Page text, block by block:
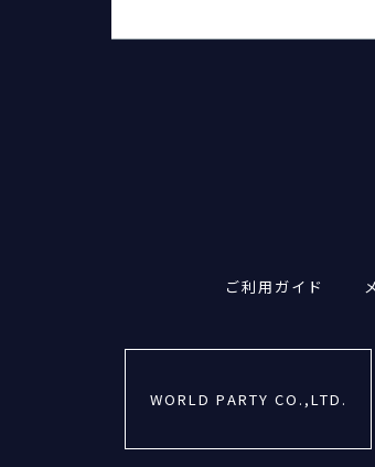
ご利用ガイド
WORLD PARTY CO.,LTD.